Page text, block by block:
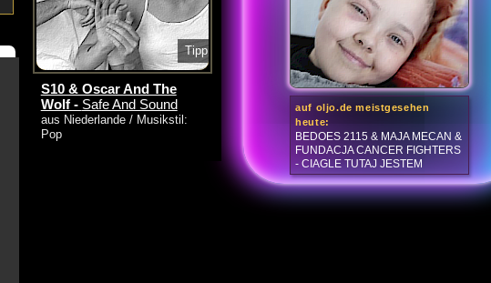
auf oljo.de meistgesehen
heute:
BEDOES 2115 & MAJA MECAN &
FUNDACJA CANCER FIGHTERS
- CIAGLE TUTAJ JESTEM
Tipp
S10 & Oscar And The
Wolf - Safe And Sound
aus Niederlande / Musikstil:
Pop